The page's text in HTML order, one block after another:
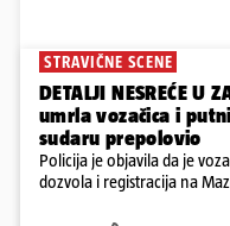
STRAVIČNE SCENE
DETALJI NESREĆE U
umrla vozačica i
sudaru prepolovio
Policija je objavila da je
dozvola i registracija na